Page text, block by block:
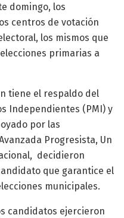
domingo, los
centros de votación
los mismos que
primarias a
tiene el respaldo del
Independientes (PMI) y
por las
Progresista, Un
decidieron
que garantice el
municipales.
candidatos ejercieron